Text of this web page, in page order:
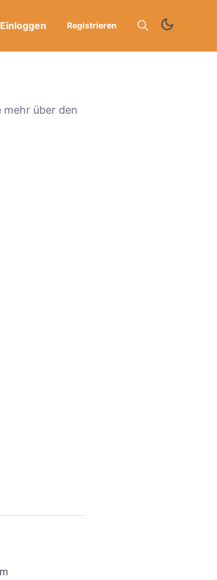
Einloggen Registrieren
über den